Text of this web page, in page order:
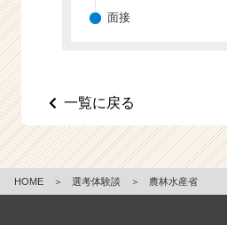
面接
一覧に戻る
HOME ＞ 選考体験談 ＞ 農林水産省